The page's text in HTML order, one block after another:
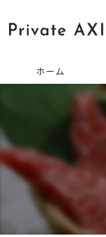
ホーム